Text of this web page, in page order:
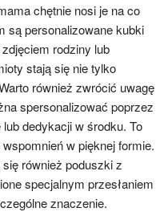
chętnie nosi je na co
są personalizowane kubki
rodziny lub
stają się nie tylko
również zwrócić uwagę
spersonalizować poprzez
dedykacji w środku. To
w pięknej formie.
również poduszki z
specjalnym przesłaniem
znaczenie.